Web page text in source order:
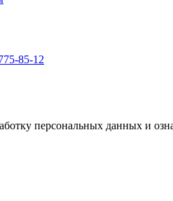
85-12
персональных данных и